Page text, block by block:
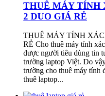
THUÊ MÁY TÍNH
2 DUO GIÁ RẺ
THUÊ MÁY TÍNH
RẺ Cho thuê máy tính
được người tiêu dùng tin
trường laptop Việt. Do
trường cho thuê máy tính
thuê laptop...